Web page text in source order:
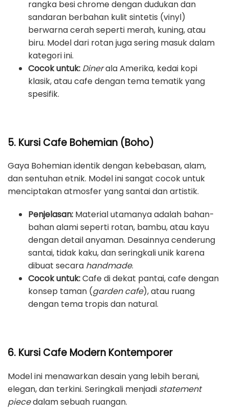
rangka besi chrome dengan dudukan dan
sandaran berbahan kulit sintetis (vinyl)
berwarna cerah seperti merah, kuning, atau
biru. Model dari rotan juga sering masuk dalam
kategori ini.
Cocok untuk: Dinerala Amerika, kedai kopi
klasik, atau cafe dengan tema tematik yang
spesifik.
5. Kursi Cafe Bohemian (Boho)
Gaya Bohemian identik dengan kebebasan, alam,
dan sentuhan etnik. Model ini sangat cocok untuk
menciptakan atmosfer yang santai dan artistik.
Penjelasan: Material utamanya adalah bahan-
bahan alami seperti rotan, bambu, atau kayu
dengan detail anyaman. Desainnya cenderung
santai, tidak kaku, dan seringkali unik karena
dibuat secara handmade.
Cocok untuk:Cafe di dekat pantai, cafe dengan
konsep taman (garden cafe), atau ruang
dengan tema tropis dan natural.
6. Kursi Cafe Modern Kontemporer
Model ini menawarkan desain yang lebih berani,
elegan, dan terkini. Seringkali menjadi statement
piecedalam sebuah ruangan.